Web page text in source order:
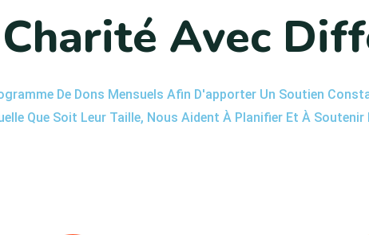
Charité Avec Diff
De Dons Mensuels Afin D'apporter Un Soutien
Que Soit Leur Taille, Nous Aident À Planifier Et À Soutenir